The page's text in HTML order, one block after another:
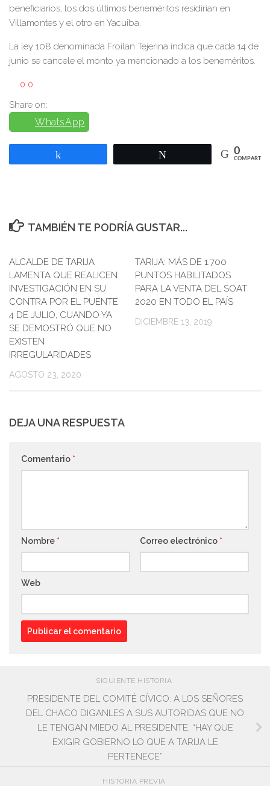
beneficiarios, los dos últimos beneméritos residirían en
Villamontes y el otro en Yacuiba.
La ley 108 denominada Froilan Tejerina indica que cada 14 de
junio se cancele el monto ya mencionado a los beneméritos.
0 0
Share on:
WhatsApp
0
COMPARTIR
TAMBIÉN TE PODRÍA GUSTAR...
ALCALDE DE TARIJA
LAMENTA QUE REALICEN
INVESTIGACIÓN EN SU
CONTRA POR EL PUENTE
4 DE JULIO, CUANDO YA
SE DEMOSTRÓ QUE NO
EXISTEN
IRREGULARIDADES
AGOSTO 23, 2020
TARIJA: MÁS DE 1.700
PUNTOS HABILITADOS
PARA LA VENTA DEL SOAT
2020 EN TODO EL PAÍS
DICIEMBRE 13, 2019
DEJA UNA RESPUESTA
Comentario *
Nombre * Correo electrónico *
Web
SIGUIENTE HISTORIA
PRESIDENTE DEL COMITÉ CÍVICO: A LOS SEÑORES
DEL CHACO DIGANLES A SUS AUTORIDAS QUE NO
LE TENGAN MIEDO AL PRESIDENTE, “HAY QUE
EXIGIR GOBIERNO LO QUE A TARIJA LE
PERTENECE”
HISTORIA PREVIA